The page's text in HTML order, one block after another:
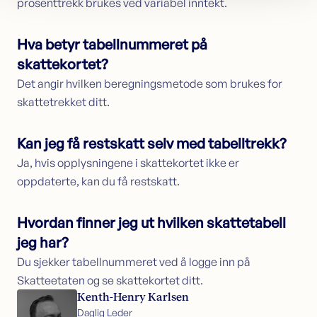
Hva betyr tabellnummeret på
skattekortet?
Det angir hvilken beregningsmetode som brukes for
skattetrekket ditt.
Kan jeg få restskatt selv med tabelltrekk?
Ja, hvis opplysningene i skattekortet ikke er
oppdaterte, kan du få restskatt.
Hvordan finner jeg ut hvilken skattetabell
jeg har?
Du sjekker tabellnummeret ved å logge inn på
Skatteetaten og se skattekortet ditt.
Kenth-Henry Karlsen
Daglig Leder